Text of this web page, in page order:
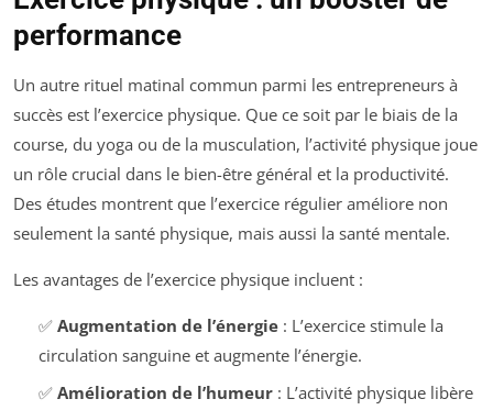
performance
Un autre rituel matinal commun parmi les entrepreneurs à
succès est l’exercice physique. Que ce soit par le biais de la
course, du yoga ou de la musculation, l’activité physique joue
un rôle crucial dans le bien-être général et la productivité.
Des études montrent que l’exercice régulier améliore non
seulement la santé physique, mais aussi la santé mentale.
Les avantages de l’exercice physique incluent :
✅ Augmentation de l’énergie: L’exercice stimule la
circulation sanguine et augmente l’énergie.
✅ Amélioration de l’humeur: L’activité physique libère